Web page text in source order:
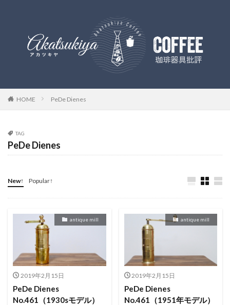
HOME PeDe Dienes
TAG
PeDe Dienes
New↑ Popular↑
antique mill
2019年2月15日
PeDe Dienes
No.461（1930sモデル）
antique mill
2019年2月15日
PeDe Dienes
No.461（1951年モデル）